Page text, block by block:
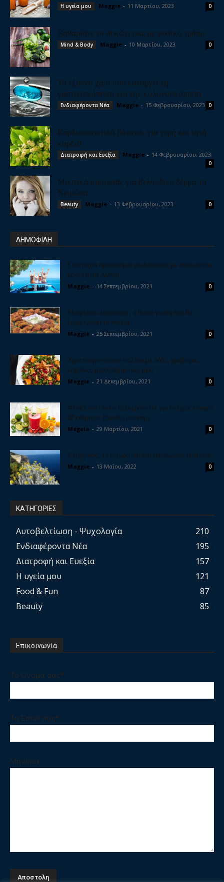
Η υγεία μου Maggie - 11 Μαρτίου, 2023 0
Καθαρίστε το συκώτι σας με φυσικό τρόπο
Mind & Body Maggie - 10 Μαρτίου, 2023 0
Το έξυπνο χάπι που καταργεί τη
γαστροσκόπηση και την κολονοσκόπηση
Ενδιαφέροντα Νέα Maggie - 15 Φεβρουαρίου, 2023 0
Καρδιοτονωτικά βότανα, για γερή και υγιή
καρδιά
Διατροφή και Ευεξία Maggie - 14 Φεβρουαρίου, 2023
0
Μυστικά ομορφιάς για βελούδινο δέρμα το
Χειμώνα
Beauty Maggie - 13 Φεβρουαρίου, 2023 0
ΔΗΜΟΦΙΛΗ
5 υπέροχοι προορισμοί για διακοπές με αυτοκίνητο
κοντά στην Αθήνα
Maggie - 14 Σεπτεμβρίου, 2021 0
Μπιφτέκια λαχανικών, η θεϊκή γεύση που θα
ξετρελλάνει τα παιδιά
Maggie - 25 Σεπτεμβρίου, 2021 0
Χριστουγεννιάτικη σαλάτα με ρόδι, γραβιέρα,
καρύδια, μπαλσάμικο και μέλι
Maggie - 21 Δεκεμβρίου, 2021 0
Φτιάξε σπιτικούς ηλεκτρολύτες για να έχεις δύναμη
& ενέργεια. Εύκολη συνταγή
Megeia - 29 Μαρτίου, 2021 0
Ελίχρυσος, το ισχυρό βότανο της αιώνιας νεότητας
Maggie - 13 Μαΐου, 2022 0
ΚΑΤΗΓΟΡΙΕΣ
Αυτοβελτίωση - Ψυχολογία
210
Ενδιαφέροντα Νέα
195
Διατροφή και Ευεξία
157
Η υγεία μου
121
Food & Fun
87
Beauty
85
Επικοινωνία
Το Ονομα σας*
Το Email σας*
Μηνυμα